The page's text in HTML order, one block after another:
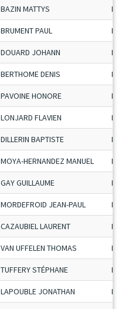
BAZIN MATTYS
BRUMENT PAUL
DOUARD JOHANN
BERTHOME DENIS
PAVOINE HONORE
LONJARD FLAVIEN
DILLERIN BAPTISTE
MOYA-HERNANDEZ MANUEL
GAY GUILLAUME
MORDEFROID JEAN-PAUL
CAZAUBIEL LAURENT
VAN UFFELEN THOMAS
TUFFERY STÉPHANE
LAPOUBLE JONATHAN